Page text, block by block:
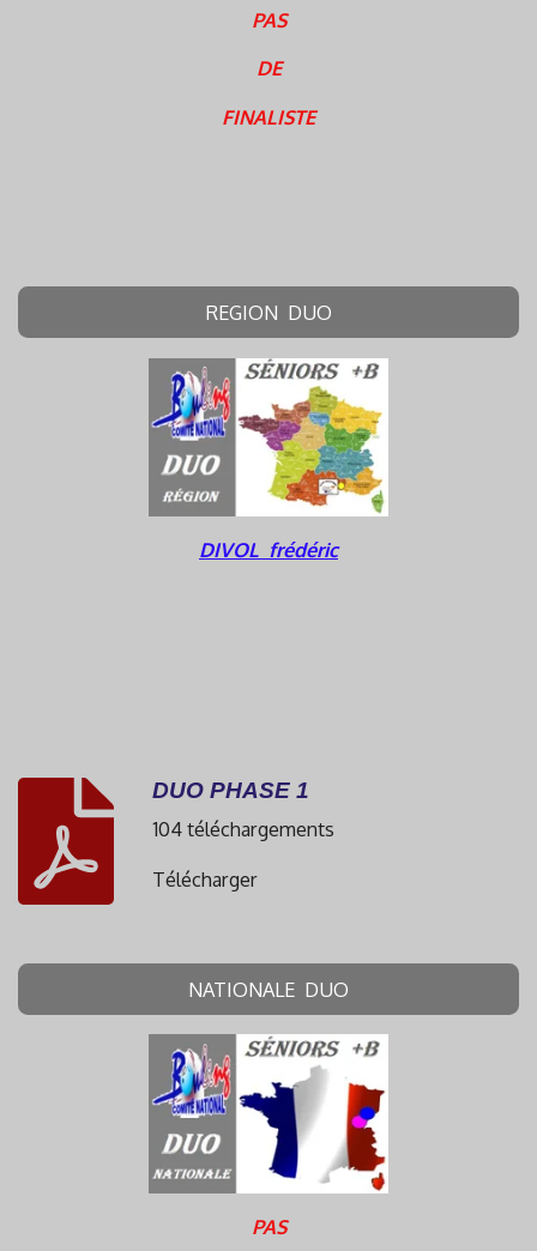
PAS
DE
FINALISTE
REGION DUO
DIVOL frédéric
DUO PHASE 1
104 téléchargements
Télécharger
NATIONALE DUO
PAS